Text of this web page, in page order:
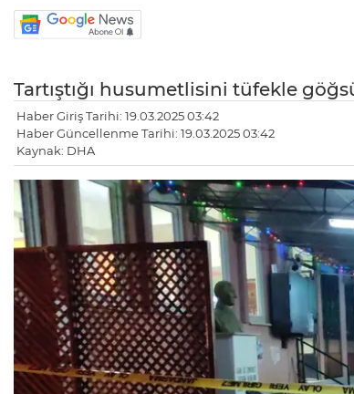
Tartıştığı husumetlisini tüfekle
Haber Giriş Tarihi: 19.03.2025 03:42
Haber Güncellenme Tarihi: 19.03.2025 03:42
Kaynak: DHA